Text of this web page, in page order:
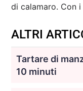
di calamaro. Con
ALTRI
Tartare di
10 minuti